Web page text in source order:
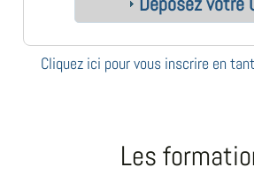
Cliquez ici pour vous inscrire en tant
Les